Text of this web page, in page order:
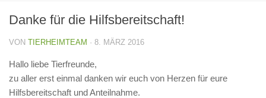
Danke für die Hilfsbereitschaft!
VON TIERHEIMTEAM · 8. MÄRZ 2016
Hallo liebe Tierfreunde,
zu aller erst einmal danken wir euch von Herzen für eure
Hilfsbereitschaft und Anteilnahme.